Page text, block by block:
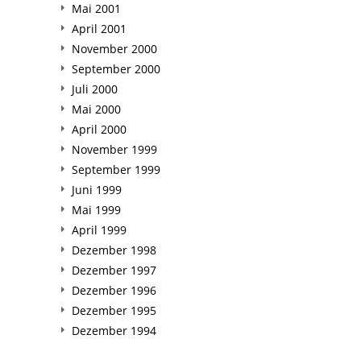
Mai 2001
April 2001
November 2000
September 2000
Juli 2000
Mai 2000
April 2000
November 1999
September 1999
Juni 1999
Mai 1999
April 1999
Dezember 1998
Dezember 1997
Dezember 1996
Dezember 1995
Dezember 1994